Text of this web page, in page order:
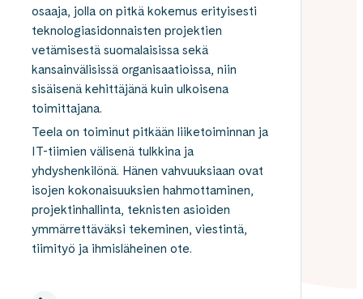
osaaja, jolla on pitkä kokemus erityisesti
teknologiasidonnaisten projektien
vetämisestä suomalaisissa sekä
kansainvälisissä organisaatioissa, niin
sisäisenä kehittäjänä kuin ulkoisena
toimittajana.
Teela on toiminut pitkään liiketoiminnan ja
IT-tiimien välisenä tulkkina ja
yhdyshenkilönä. Hänen vahvuuksiaan ovat
isojen kokonaisuuksien hahmottaminen,
projektinhallinta, teknisten asioiden
ymmärrettäväksi tekeminen, viestintä,
tiimityö ja ihmisläheinen ote.